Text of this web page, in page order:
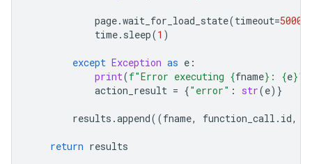
page.wait_for_load_state(timeout=5000
time. sleep(1 )
except Exception as e :
print(f"Error executing {fname} : {e}"
action_result = {"error" : str(e)}
results .append((fname, function_call . id,
return results